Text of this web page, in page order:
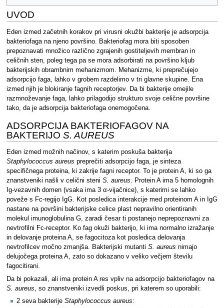
UVOD
Eden izmed začetnih korakov pri virusni okužbi bakterije je adsorpcija
bakteriofaga na njeno površino. Bakteriofag mora biti sposoben
prepoznavati množico različno zgrajenih gostiteljevih membran in
celičnih sten, poleg tega pa se mora adsorbirati na površino kljub
bakterijskih obrambnim mehanizmom. Mehanizme, ki preprečujejo
adsorpcijo faga, lahko v grobem razdelimo v tri glavne skupine. Ena
izmed njih je blokiranje fagnih receptorjev. Da bi bakterije omejile
razmnoževanje faga, lahko prilagodijo strukturo svoje celične površine
tako, da je adsorpcija bakteriofaga onemogočena.
ADSORPCIJA BAKTERIOFAGOV NA
BAKTERIJO S. AUREUS
Eden izmed možnih načinov, s katerim poskuša bakterija
Staphylococcus aureus preprečiti adsorpcijo faga, je sinteza
specifičnega proteina, ki zakrije fagni receptor. To je protein A, ki so ga
znanstveniki našli v celični steni S. aureus. Protein A ima 5 homolognih
Ig-vezavnih domen (vsaka ima 3 α-vijačnice), s katerimi se lahko
poveže s Fc-regijo IgG. Kot posledica interakcije med proteinom A in IgG
nastane na površini bakterijske celice plast nepravilno orientiranih
molekul imunoglobulina G, zaradi česar ti postanejo neprepoznavni za
nevtrofilni Fc-receptor. Ko fag okuži bakterijo, ki ima normalno izražanje
in delovanje proteina A, se fagocitoza kot posledica delovanja
nevtrofilcev močno zmanjša. Bakterijski mutanti S. aureus nimajo
delujočega proteina A, zato so dokazano v veliko večjem številu
fagocitirani.
Da bi pokazali, ali ima protein A res vpliv na adsorpcijo bakteriofagov na
S. aureus , so znanstveniki izvedli poskus, pri katerem so uporabili:
2 seva bakterije Staphylococcus aureus: